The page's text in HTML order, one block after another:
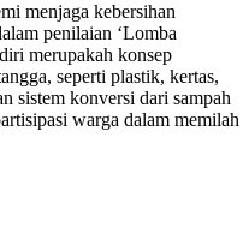
menjaga kebersihan
penilaian ‘Lomba
merupakah konsep
seperti plastik, kertas,
sistem konversi dari sampah
warga dalam memilah